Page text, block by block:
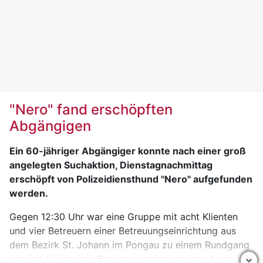
"Nero" fand erschöpften
Abgängigen
Ein 60-jähriger Abgängiger konnte nach einer groß
angelegten Suchaktion, Dienstagnachmittag
erschöpft von Polizeidiensthund "Nero" aufgefunden
werden.
Gegen 12:30 Uhr war eine Gruppe mit acht Klienten
und vier Betreuern einer Betreuungseinrichtung aus
dem Bezirk St. Johann im Pongau zu einem Rundgang
um den Steirischen Bodensee aufgebrochen. Nach